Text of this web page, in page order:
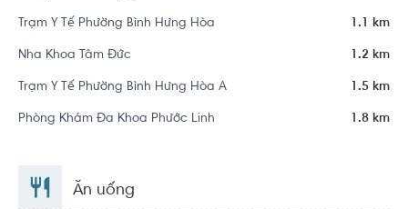
Trạm Y Tế Phường Bình Hưng Hòa 1.1 km
Nha Khoa Tâm Đức 1.2 km
Trạm Y Tế Phường Bình Hưng Hòa A 1.5 km
Phòng Khám Đa Khoa Phước Linh 1.8 km
Ăn uống